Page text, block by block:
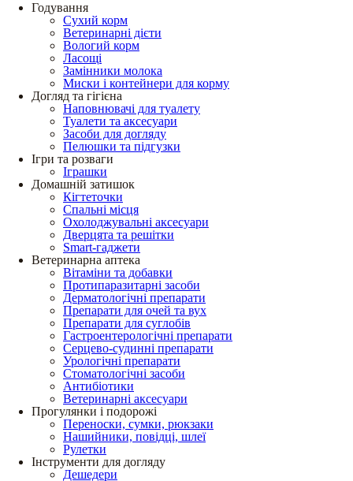
Годування
Сухий корм
Ветеринарні дієти
Вологий корм
Ласощі
Замінники молока
Миски і контейнери для корму
Догляд та гігієна
Наповнювачі для туалету
Туалети та аксесуари
Засоби для догляду
Пелюшки та підгузки
Ігри та розваги
Іграшки
Домашній затишок
Кігтеточки
Спальні місця
Охолоджувальні аксесуари
Дверцята та решітки
Smart-гаджети
Ветеринарна аптека
Вітаміни та добавки
Протипаразитарні засоби
Дерматологічні препарати
Препарати для очей та вух
Препарати для суглобів
Гастроентерологічні препарати
Серцево-судинні препарати
Урологічні препарати
Стоматологічні засоби
Антибіотики
Ветеринарні аксесуари
Прогулянки і подорожі
Переноски, сумки, рюкзаки
Нашийники, повідці, шлеї
Рулетки
Інструменти для догляду
Дешедери